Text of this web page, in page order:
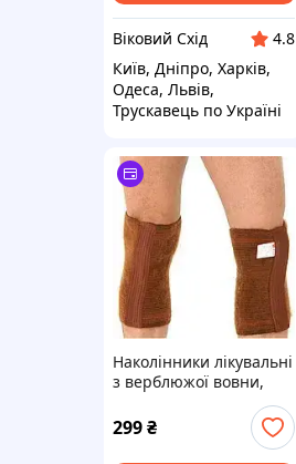
Віковий Схід
4.8
Київ, Дніпро, Харків,
Одеса, Львів,
Трускавець по Україні
Наколінники лікувальні
з верблюжої вовни,
наколінники, вовняні
наколінники
299₴